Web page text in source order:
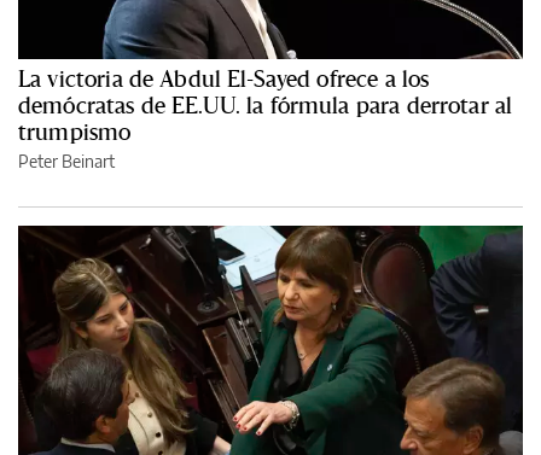
La victoria de Abdul El-Sayed ofrece a los
demócratas de EE.UU. la fórmula para derrotar al
trumpismo
Peter Beinart